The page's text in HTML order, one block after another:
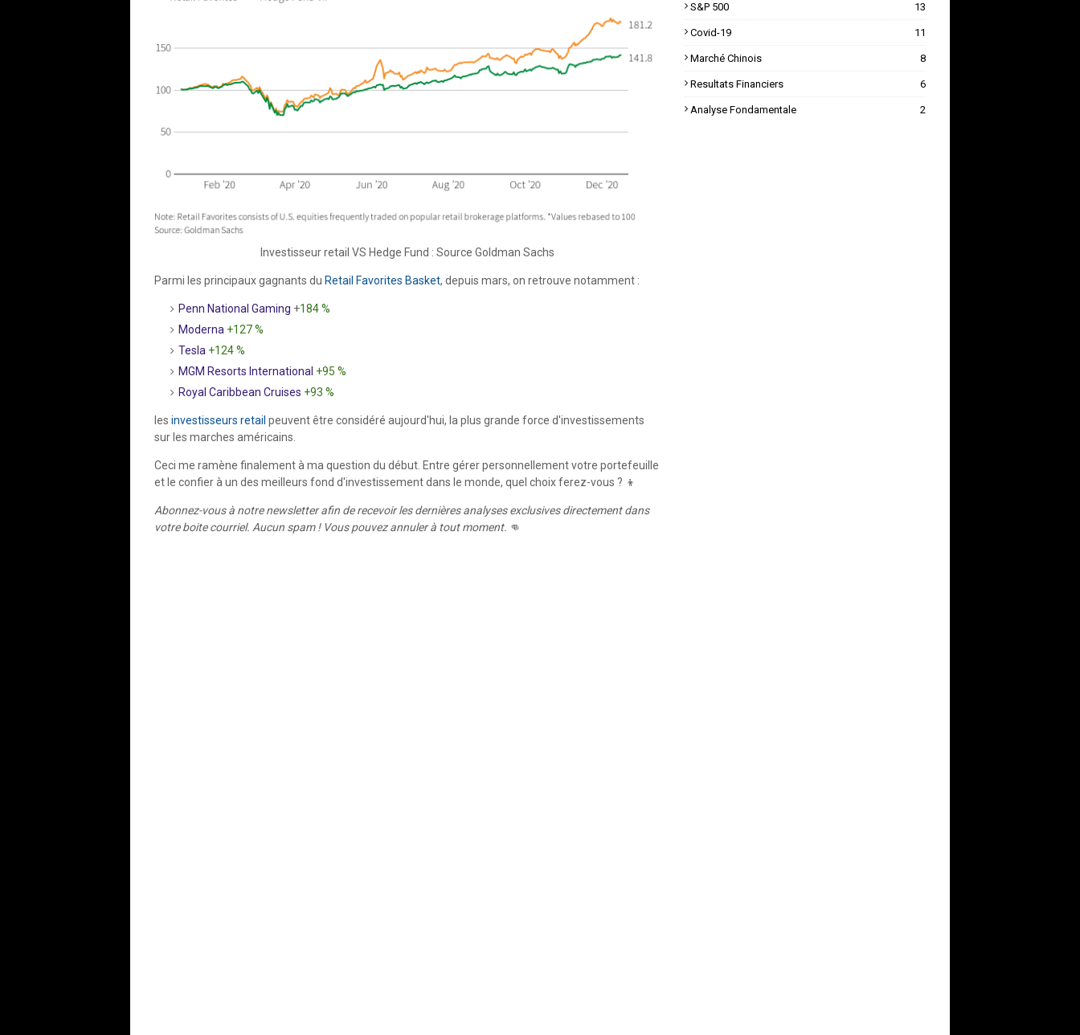
Investisseur retail VS Hedge Fund : Source Goldman Sachs
Parmi les principaux gagnants du Retail Favorites Basket, depuis mars, on retrouve notamment :
Penn National Gaming +184 %
Moderna +127 %
Tesla +124 %
MGM Resorts International +95 %
Royal Caribbean Cruises +93 %
les investisseurs retail peuvent être considéré aujourd'hui, la plus grande force d'investissements
sur les marches américains.
Ceci me ramène finalement à ma question du début. Entre gérer personnellement votre portefeuille
et le confier à un des meilleurs fond d'investissement dans le monde, quel choix ferez-vous ? 👦
Abonnez-vous à notre newsletter afin de recevoir les dernières analyses exclusives directement dans
votre boite courriel. Aucun spam ! Vous pouvez annuler à tout moment. 👊
S&P 500 13
Covid-19 11
Marché Chinois 8
Resultats Financiers 6
Analyse Fondamentale 2